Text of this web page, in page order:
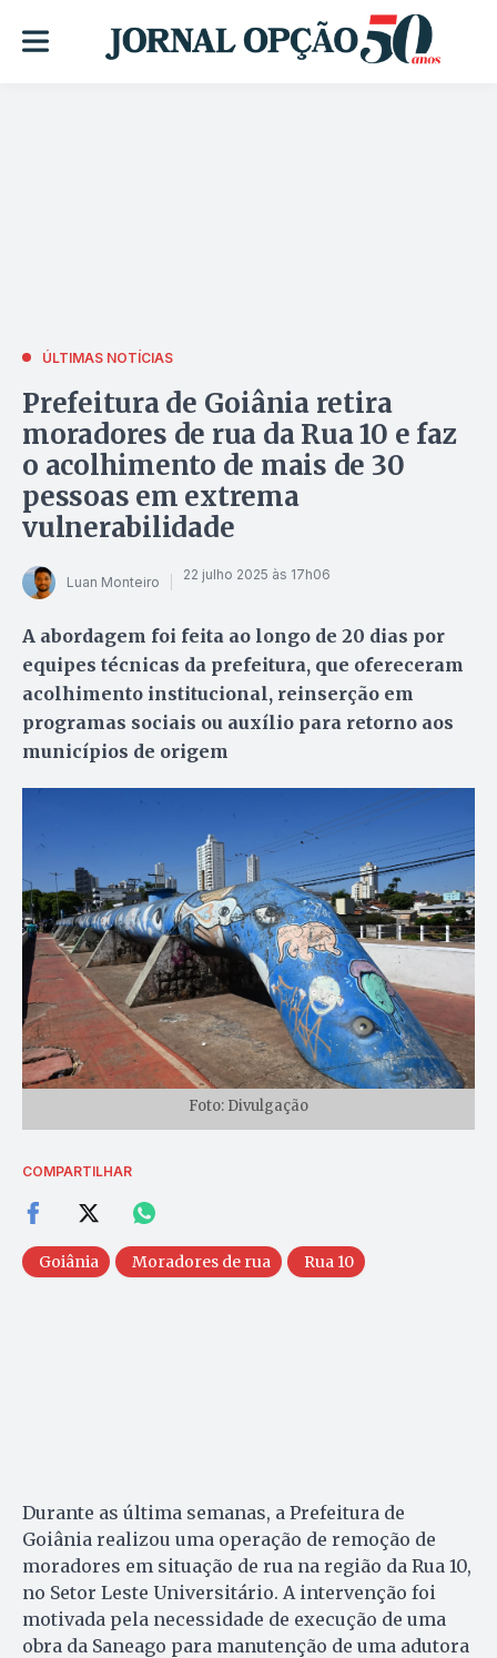
ÚLTIMAS NOTÍCIAS
Prefeitura de Goiânia retira
moradores de rua da Rua 10 e faz
o acolhimento de mais de 30
pessoas em extrema
vulnerabilidade
Luan Monteiro 22 julho 2025 às 17h06
A abordagem foi feita ao longo de 20 dias por
equipes técnicas da prefeitura, que ofereceram
acolhimento institucional, reinserção em
programas sociais ou auxílio para retorno aos
municípios de origem
Foto: Divulgação
COMPARTILHAR
Goiânia Moradores de rua Rua 10
Durante as última semanas, a Prefeitura de
Goiânia realizou uma operação de remoção de
moradores em situação de rua na região da Rua 10,
no Setor Leste Universitário. A intervenção foi
motivada pela necessidade de execução de uma
obra da Saneago para manutenção de uma adutora